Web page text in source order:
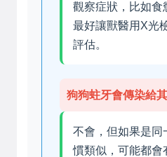
觀察症狀，比如食
最好讓獸醫用X光
評估。
狗狗蛀牙會傳染給
不會，但如果是同
慣類似，可能都會